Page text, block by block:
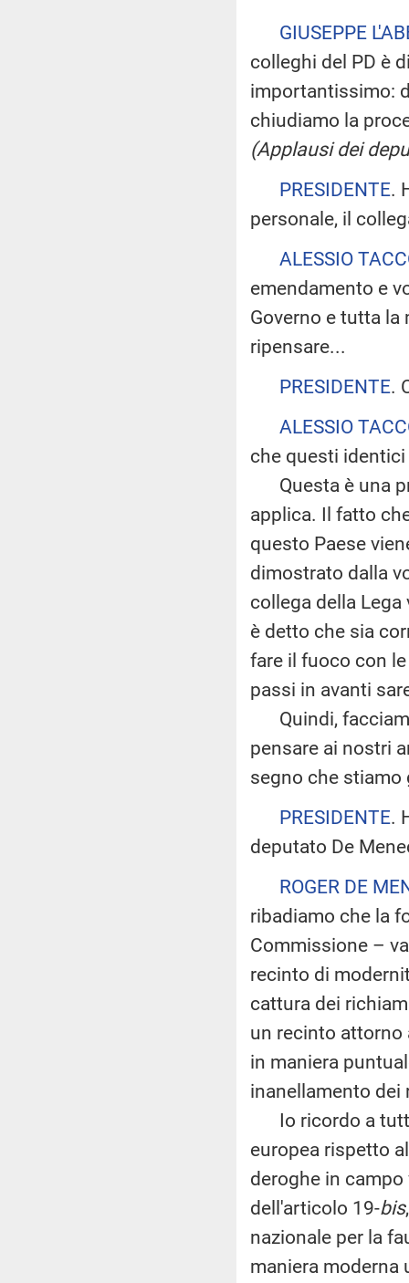
GIUSEPPE
colleghi del PD è
importantissimo:
chiudiamo la
(Applausi dei
PRESIDENTE.
personale, il
ALESSIO
emendamento e
Governo e tutta la
ripensare...
PRESIDENTE.
ALESSIO
che questi
Questa è una
applica. Il fatto
questo Paese
dimostrato dalla
collega della
è detto che sia
fare il fuoco con
passi in avanti
Quindi,
pensare ai nostri
segno che stiamo
PRESIDENTE.
deputato De
ROGER DE
ribadiamo che la
Commissione –
recinto di
cattura dei
un recinto attorno
in maniera
inanellamento dei
Io ricordo a
europea rispetto
deroghe in
dell'articolo 19-bis
nazionale per la
maniera moderna